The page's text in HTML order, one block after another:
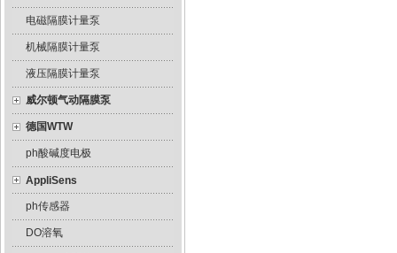
电磁隔膜计量泵
机械隔膜计量泵
液压隔膜计量泵
威尔顿气动隔膜泵
德国WTW
ph酸碱度电极
AppliSens
ph传感器
DO溶氧